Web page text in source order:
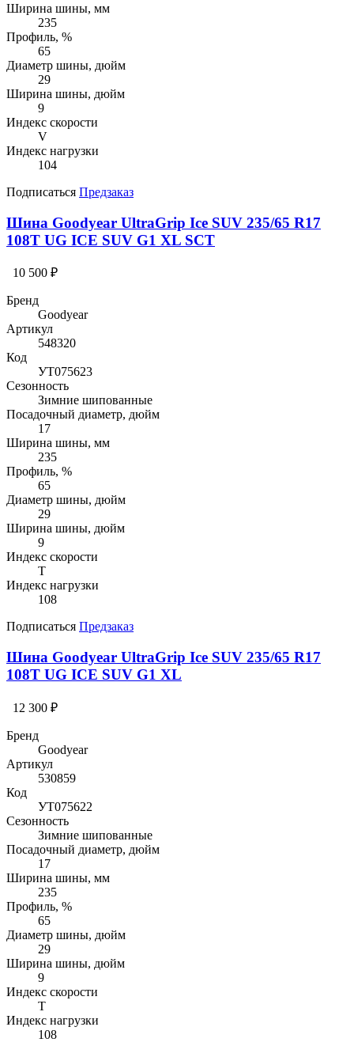
Ширина шины, мм
235
Профиль, %
65
Диаметр шины, дюйм
29
Ширина шины, дюйм
9
Индекс скорости
V
Индекс нагрузки
104
Подписаться Предзаказ
Шина Goodyear UltraGrip Ice SUV 235/65 R17
108T UG ICE SUV G1 XL SCT
10 500 ₽
Бренд
Goodyear
Артикул
548320
Код
УТ075623
Сезонность
Зимние шипованные
Посадочный диаметр, дюйм
17
Ширина шины, мм
235
Профиль, %
65
Диаметр шины, дюйм
29
Ширина шины, дюйм
9
Индекс скорости
T
Индекс нагрузки
108
Подписаться Предзаказ
Шина Goodyear UltraGrip Ice SUV 235/65 R17
108T UG ICE SUV G1 XL
12 300 ₽
Бренд
Goodyear
Артикул
530859
Код
УТ075622
Сезонность
Зимние шипованные
Посадочный диаметр, дюйм
17
Ширина шины, мм
235
Профиль, %
65
Диаметр шины, дюйм
29
Ширина шины, дюйм
9
Индекс скорости
T
Индекс нагрузки
108